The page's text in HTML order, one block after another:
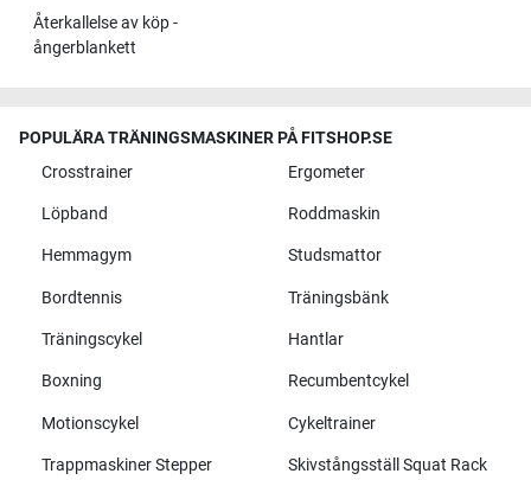
Återkallelse av köp -
ångerblankett
POPULÄRA TRÄNINGSMASKINER PÅ FITSHOP.SE
Crosstrainer
Ergometer
Löpband Roddmaskin
Hemmagym Studsmattor
Bordtennis Träningsbänk
Träningscykel Hantlar
Boxning Recumbentcykel
Motionscykel Cykeltrainer
Trappmaskiner Stepper Skivstångsställ Squat Rack